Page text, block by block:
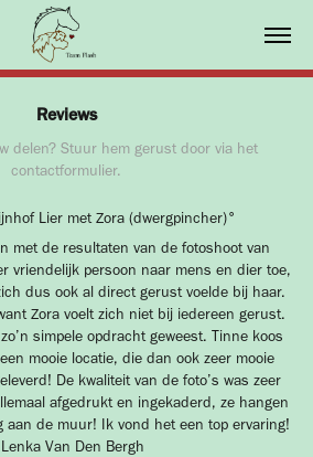
Reviews
delen? Stuur hem gerust door via het
contactformulier.
Lier met Zora (dwergpincher)°
met de resultaten van de fotoshoot van
vriendelijk persoon naar mens en dier toe,
dus ook al direct gerust voelde bij haar.
Zora voelt zich niet bij iedereen gerust.
simpele opdracht geweest. Tinne koos
mooie locatie, die dan ook zeer mooie
De kwaliteit van de foto’s was zeer
afgedrukt en ingekaderd, ze hangen
aan de muur! Ik vond het een top ervaring!
Van Den Bergh